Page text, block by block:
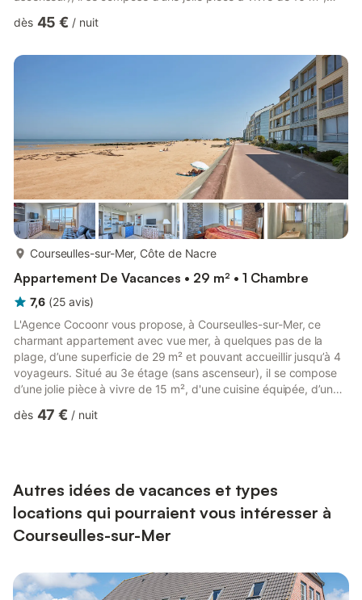
salle d'eau (douche). Wifi inclus, nous n’attendons plus que vous
de vie avec aperçu mer, de 16 m² comprenant canapé, TV et
un coin repas pour deux - Une cuisine ouverte équipée av...
dès 45 € / nuit
Courseulles-sur-Mer, Côte de Nacre
Appartement De Vacances • 29 m² • 1 Chambre
7,6 (25 avis)
L'Agence Cocoonr vous propose, à Courseulles-sur-Mer, ce
charmant appartement avec vue mer, à quelques pas de la
plage, d’une superficie de 29 m² et pouvant accueillir jusqu’à 4
voyageurs. Situé au 3e étage (sans ascenseur), il se compose
d’une jolie pièce à vivre de 15 m², d'une cuisine équipée, d’une
n'attendons plus que vous ! Le logement se compose de la
dès 47 € / nuit
Autres idées de vacances et types
locations qui pourraient vous intéresser à
Courseulles-sur-Mer